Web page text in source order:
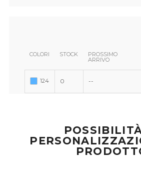
COLORI STOCK PROSSIMO
ARRIVO
124 0 --